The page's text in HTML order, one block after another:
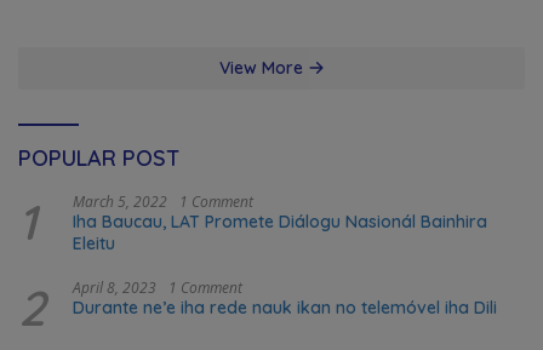
View More
POPULAR POST
1 March 5, 2022 1 Comment
Iha Baucau, LAT Promete Diálogu Nasionál Bainhira
Eleitu
2 April 8, 2023 1 Comment
Durante ne’e iha rede nauk ikan no telemóvel iha Dili